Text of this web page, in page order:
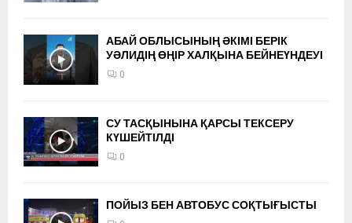
АБАЙ ОБЛЫСЫНЫҢ ӘКІМІ БЕРІК
УӘЛИДІҢ ӨҢІР ХАЛҚЫНА БЕЙНЕҮНДЕУІ
0
СУ ТАСҚЫНЫНА ҚАРСЫ ТЕКСЕРУ
КҮШЕЙТІЛДІ
0
ПОЙЫЗ БЕН АВТОБУС СОҚТЫҒЫСТЫ